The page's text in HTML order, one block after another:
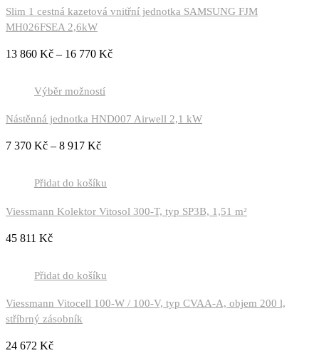
Slim 1 cestná kazetová vnitřní jednotka SAMSUNG FJM
MH026FSEA 2,6kW
13 860 Kč – 16 770 Kč
Výběr možností
Nástěnná jednotka HND007 Airwell 2,1 kW
7 370 Kč – 8 917 Kč
Přidat do košíku
Viessmann Kolektor Vitosol 300-T, typ SP3B, 1,51 m²
45 811 Kč
Přidat do košíku
Viessmann Vitocell 100-W / 100-V, typ CVAA-A, objem 200 l,
stříbrný zásobník
24 672 Kč